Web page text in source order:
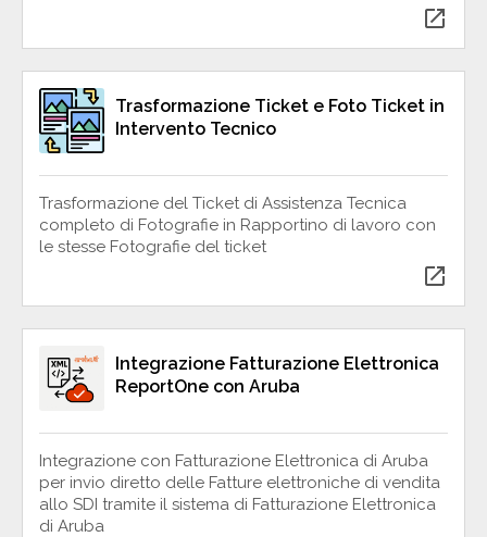
open_in_new
Trasformazione Ticket e Foto Ticket in
Intervento Tecnico
Trasformazione del Ticket di Assistenza Tecnica
completo di Fotografie in Rapportino di lavoro con
le stesse Fotografie del ticket
open_in_new
Integrazione Fatturazione Elettronica
ReportOne con Aruba
Integrazione con Fatturazione Elettronica di Aruba
per invio diretto delle Fatture elettroniche di vendita
allo SDI tramite il sistema di Fatturazione Elettronica
di Aruba